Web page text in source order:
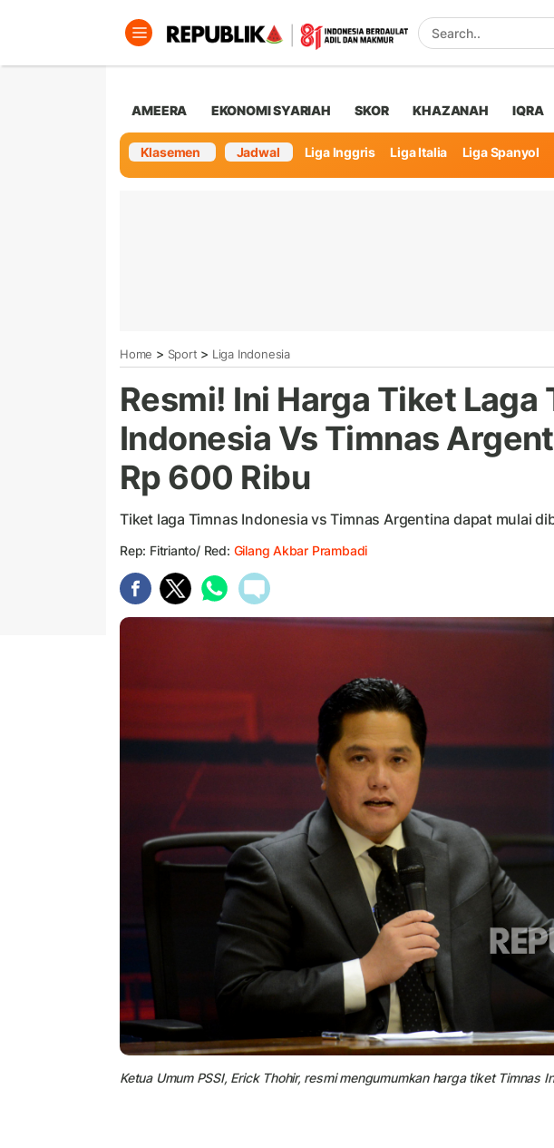
AMEERA EKONOMI SYARIAH SKOR KHAZANAH IQRA
Klasemen Jadwal Liga Inggris Liga Italia Liga Spanyol
Home > Sport > Liga Indonesia
Resmi! Ini Harga Tiket Laga
Indonesia Vs Timnas
Rp 600 Ribu
Tiket laga Timnas Indonesia vs Timnas Argentina dapat mulai
Rep: Fitrianto/ Red: Gilang Akbar Prambadi
Ketua Umum PSSI, Erick Thohir, resmi mengumumkan harga tiket Timnas